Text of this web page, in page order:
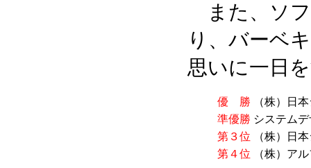
また、ソフ
り、バーベ
思いに一日
優 勝
（株）日
準優勝 システム
第３位
（株）日
第４位
（株）ア